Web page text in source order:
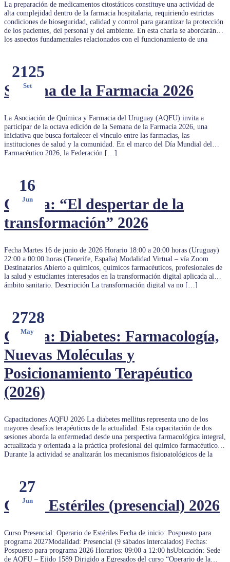
La preparación de medicamentos citostáticos constituye una actividad de
alta complejidad dentro de la farmacia hospitalaria, requiriendo estrictas
condiciones de bioseguridad, calidad y control para garantizar la protección
de los pacientes, del personal y del ambiente. En esta charla se abordarán
los aspectos fundamentales relacionados con el funcionamiento de una
Semana de la Farmacia 2026
2125
Set
La Asociación de Química y Farmacia del Uruguay (AQFU) invita a
participar de la octava edición de la Semana de la Farmacia 2026, una
iniciativa que busca fortalecer el vínculo entre las farmacias, las
instituciones de salud y la comunidad. En el marco del Día Mundial del
Farmacéutico 2026, la Federación […]
Charla: “El despertar de la
transformación” 2026
16
Jun
Fecha Martes 16 de junio de 2026 Horario 18:00 a 20:00 horas (Uruguay)
22:00 a 00:00 horas (Tenerife, España) Modalidad Virtual – vía Zoom
Destinatarios Abierto a químicos, químicos farmacéuticos, profesionales de
la salud y estudiantes interesados en la transformación digital aplicada al
ámbito sanitario. Descripción La transformación digital ya no […]
Charla: Diabetes: Farmacología,
Nuevas Moléculas y
Posicionamiento Terapéutico
(2026)
2728
May
Capacitaciones AQFU 2026 La diabetes mellitus representa uno de los
mayores desafíos terapéuticos de la actualidad. Esta capacitación de dos
sesiones aborda la enfermedad desde una perspectiva farmacológica integral,
actualizada y orientada a la práctica profesional del químico farmacéutico.
Durante la actividad se analizarán los mecanismos fisiopatológicos de la
Curso Estériles (presencial) 2026
27
Jun
Curso Presencial: Operario de Estériles Fecha de inicio: Pospuesto para
programa 2027Modalidad: Presencial (9 sábados intercalados) Fechas:
Pospuesto para programa 2026 Horarios: 09:00 a 12:00 hsUbicación: Sede
de AQFU – Ejido 1589 Dirigido a Egresados del curso “Operario de la